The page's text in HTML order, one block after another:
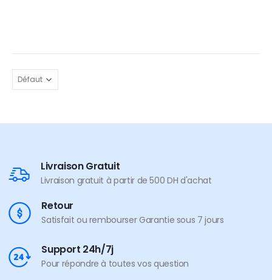
Livraison Gratuit
Livraison gratuit à partir de 500 DH d'achat
Retour
Satisfait ou rembourser Garantie sous 7 jours
Support 24h/7j
Pour répondre à toutes vos question